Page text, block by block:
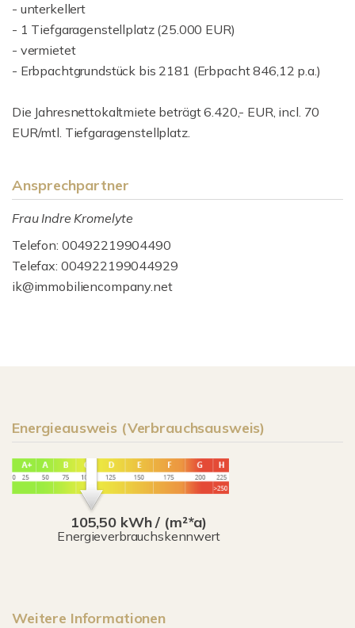
- unterkellert
- 1 Tiefgaragenstellplatz (25.000 EUR)
- vermietet
- Erbpachtgrundstück bis 2181 (Erbpacht 846,12 p.a.)
Die Jahresnettokaltmiete beträgt 6.420,- EUR, incl. 70
EUR/mtl. Tiefgaragenstellplatz.
Ansprechpartner
Frau Indre Kromelyte
Telefon: 00492219904490
Telefax: 004922199044929
ik@immobiliencompany.net
Energieausweis (Verbrauchsausweis)
105,50 kWh / (m²*a)
Energieverbrauchskennwert
Weitere Informationen